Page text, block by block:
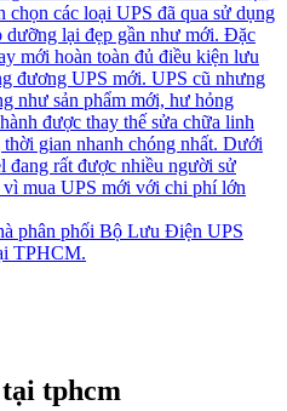
chọn các loại UPS đã qua sử dụng
dưỡng lại đẹp gần như mới. Đặc
mới hoàn toàn đủ điều kiện lưu
đương UPS mới. UPS cũ nhưng
như sản phẩm mới, hư hỏng
được thay thế sửa chữa linh
gian nhanh chóng nhất. Dưới
đang rất được nhiều người sử
mua UPS mới với chi phí lớn
phân phối Bộ Lưu Điện UPS
TPHCM.
tại tphcm